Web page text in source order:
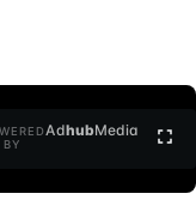
BY
AdhubMedia